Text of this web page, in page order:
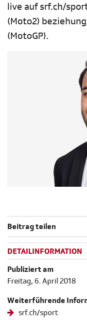
live auf srf.ch/
(Moto2)
(MotoGP).
Beitrag teilen
DETAILINFORMATION
Publiziert am
Freitag, 6. April 2018
Weiterführende
srf.ch/sport